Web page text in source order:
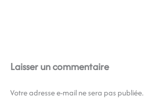
Laisser un commentaire
Votre adresse e-mail ne sera pas publiée.